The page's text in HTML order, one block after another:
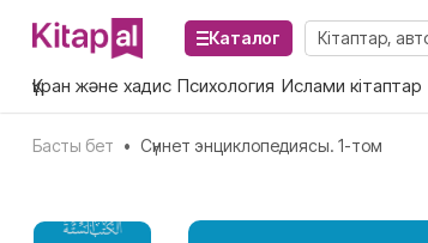
Каталог
Құран және хадис Психология Ислами кітаптар
Басты бет • Сүннет энциклопедиясы. 1-том